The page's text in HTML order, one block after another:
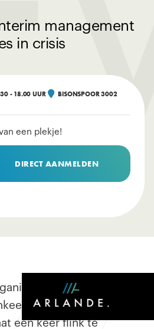
management
in crisis
- 18.00 UUR  BISONSPOOR 3002
een plekje!
DIRECT AANMELDEN
voor een nieuwe
Elke organisatie
een keer flink te